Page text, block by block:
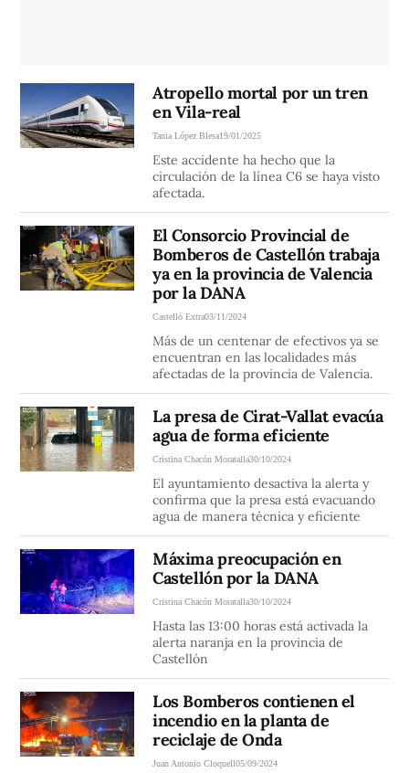
Atropello mortal por un tren
en Vila-real
Tania López Blesa19/01/2025
Este accidente ha hecho que la
circulación de la línea C6 se haya visto
afectada.
El Consorcio Provincial de
Bomberos de Castellón trabaja
ya en la provincia de Valencia
por la DANA
Castelló Extra03/11/2024
Más de un centenar de efectivos ya se
encuentran en las localidades más
afectadas de la provincia de Valencia.
La presa de Cirat-Vallat evacúa
agua de forma eficiente
Cristina Chacón Moratalla30/10/2024
El ayuntamiento desactiva la alerta y
confirma que la presa está evacuando
agua de manera técnica y eficiente
Máxima preocupación en
Castellón por la DANA
Cristina Chacón Moratalla30/10/2024
Hasta las 13:00 horas está activada la
alerta naranja en la provincia de
Castellón
Los Bomberos contienen el
incendio en la planta de
reciclaje de Onda
Juan Antonio Cloquell05/09/2024